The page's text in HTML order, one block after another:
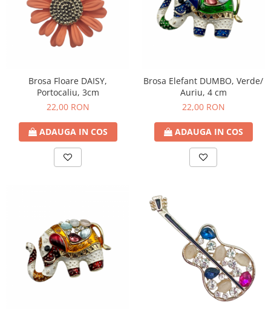
Brosa Floare DAISY,
Portocaliu, 3cm
22,00 RON
ADAUGA IN COS
Brosa Elefant DUMBO, Verde/
Auriu, 4 cm
22,00 RON
ADAUGA IN COS